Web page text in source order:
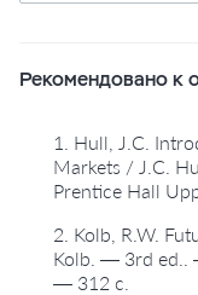
Рекомендовано к
1. Hull, J.C.
Markets / J.C.
Prentice Hall
2. Kolb, R.W.
Kolb. — 3rd ed..
— 312 с.